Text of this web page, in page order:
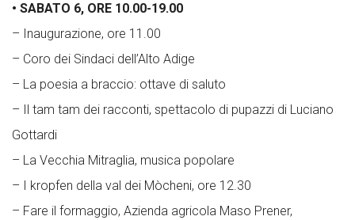
• SABATO 6, ORE 10.00-19.00
– Inaugurazione, ore 11.00
– Coro dei Sindaci dell’Alto Adige
– La poesia a braccio: ottave di saluto
– Il tam tam dei racconti, spettacolo di pupazzi di Luciano
Gottardi
– La Vecchia Mitraglia, musica popolare
– I kropfen della val dei Mòcheni, ore 12.30
– Fare il formaggio, Azienda agricola Maso Prener,